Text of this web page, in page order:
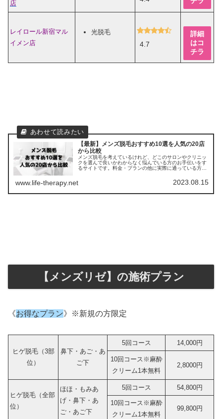
店
レイロール新宿マル
イメン店
光脱毛
4.7
詳細
はコ
チラ
【最新】メンズ脱毛おすすめ10選を人気の20店
から比較
メンズ脱毛を考えているけれど、どこのサロンやクリニッ
クを選んで良いかわからなく悩んでいる方のお手伝いをす
るサイトです。料金・プランの他に実際に通っている方の
www.life-therapy.net 2023.08.15
【メンズリゼ】の施術プラン
《お得なプラン》※新規の方限定
ヒゲ脱毛（3部
位）
鼻下・あご・あ
ご下
5回コース 14,000円
10回コース※麻酔
クリーム1本無料
2,8000円
ヒゲ脱毛（全部
位）
ほほ・もみあ
げ・鼻下・あ
ご・あご下
5回コース 54,800円
10回コース※麻酔
クリーム1本無料
99,800円